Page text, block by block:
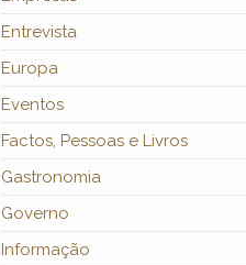
Entrevista
Europa
Eventos
Factos, Pessoas e Livros
Gastronomia
Governo
Informação